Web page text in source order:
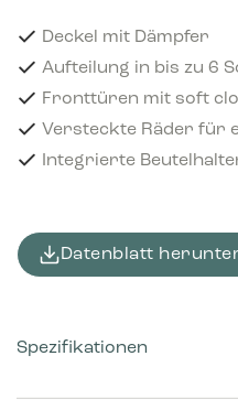
Deckel mit Dämpfer
Aufteilung in bis zu 6
Fronttüren mit soft
Versteckte Räder für
Integrierte
Datenblatt
Spezifikationen